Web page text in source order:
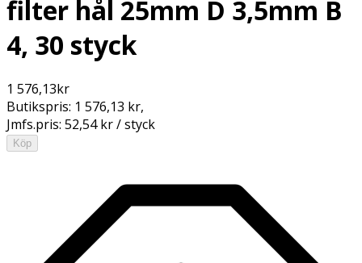
filter hål 25mm D 3,5mm B
4, 30 styck
1 576,13kr
Butikspris: 1 576,13 kr,
Jmfs.pris: 52,54 kr / styck
Köp